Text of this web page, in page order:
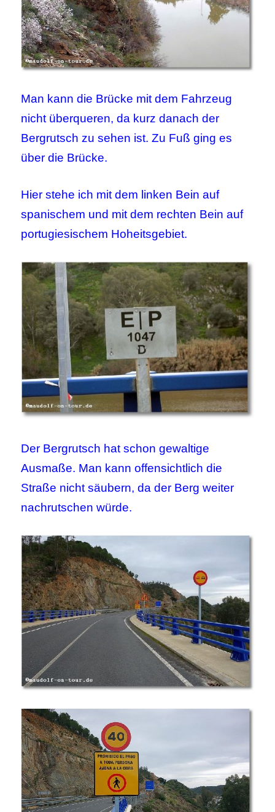
Man kann die Brücke mit dem Fahrzeug
nicht überqueren, da kurz danach der
Bergrutsch zu sehen ist. Zu Fuß ging es
über die Brücke.
Hier stehe ich mit dem linken Bein auf
spanischem und mit dem rechten Bein auf
portugiesischem Hoheitsgebiet.
Der Bergrutsch hat schon gewaltige
Ausmaße. Man kann offensichtlich die
Straße nicht säubern, da der Berg weiter
nachrutschen würde.